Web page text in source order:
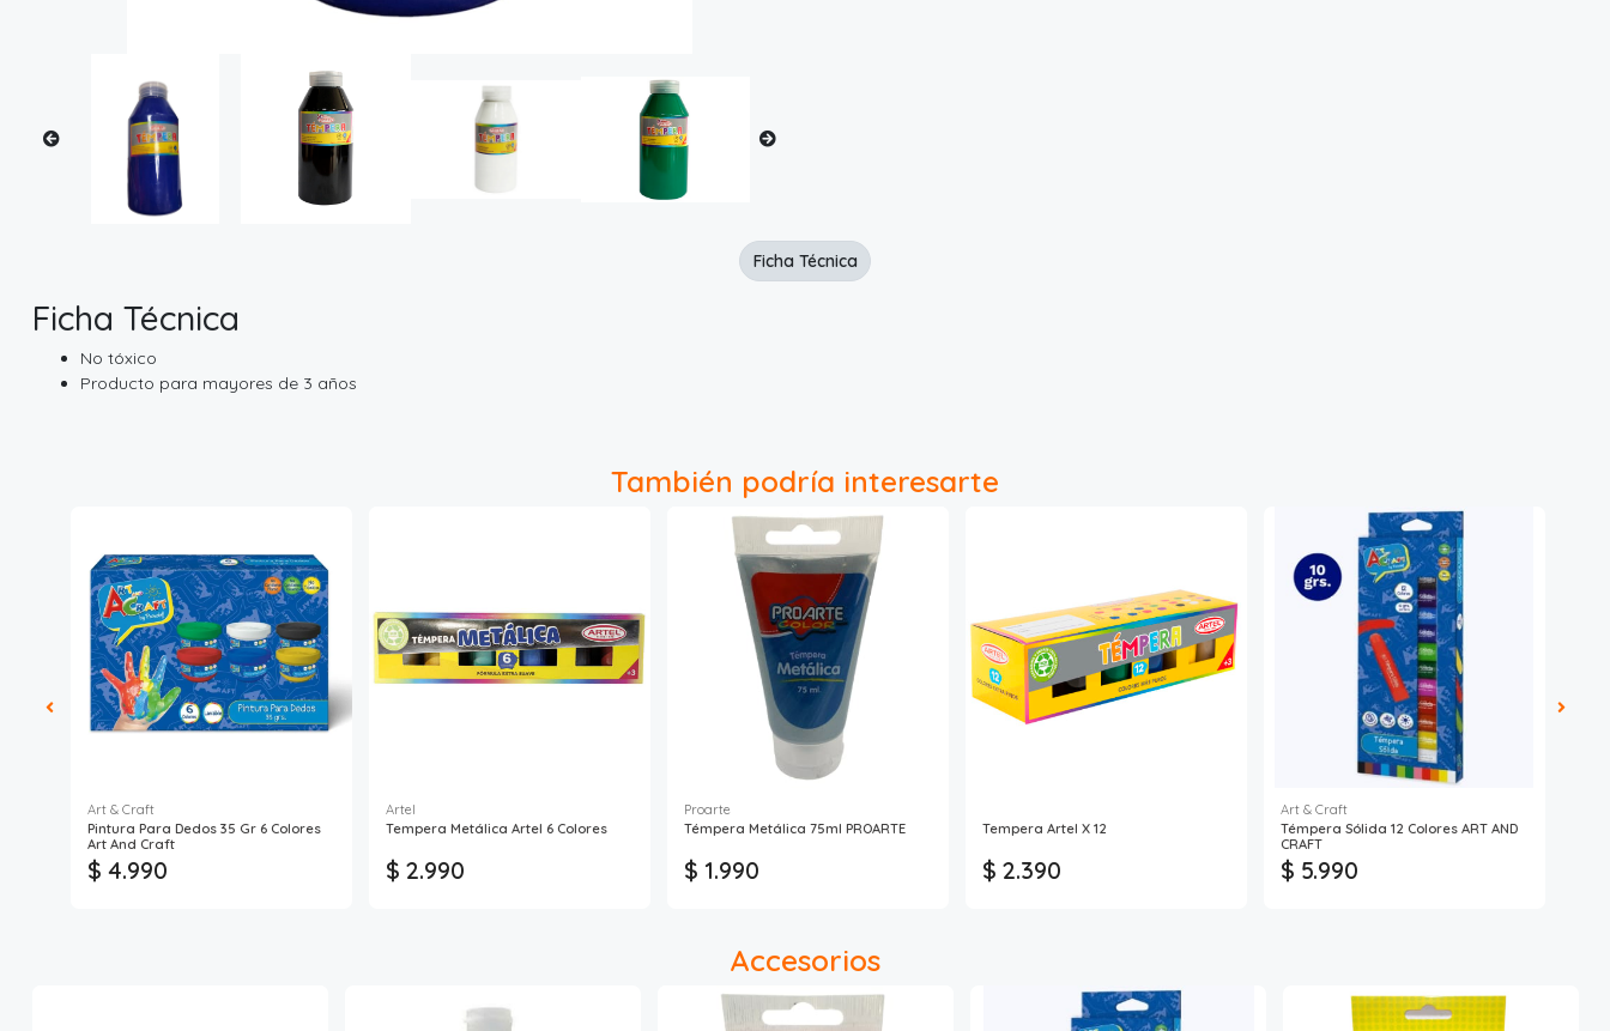
Ficha Técnica
No tóxico
Producto para mayores de 3 años
Ficha Técnica
También podría interesarte
Art & Craft
Pintura Para Dedos 35 Gr 6 Colores
Art And Craft
$ 4.990
Artel
Tempera Metálica Artel 6 Colores
$ 2.990
Proarte
Témpera Metálica 75ml PROARTE
$ 1.990
Tempera Artel X 12
$ 2.390
Art & Craft
Témpera Sólida 12 Colores ART AND
CRAFT
$ 5.990
Accesorios